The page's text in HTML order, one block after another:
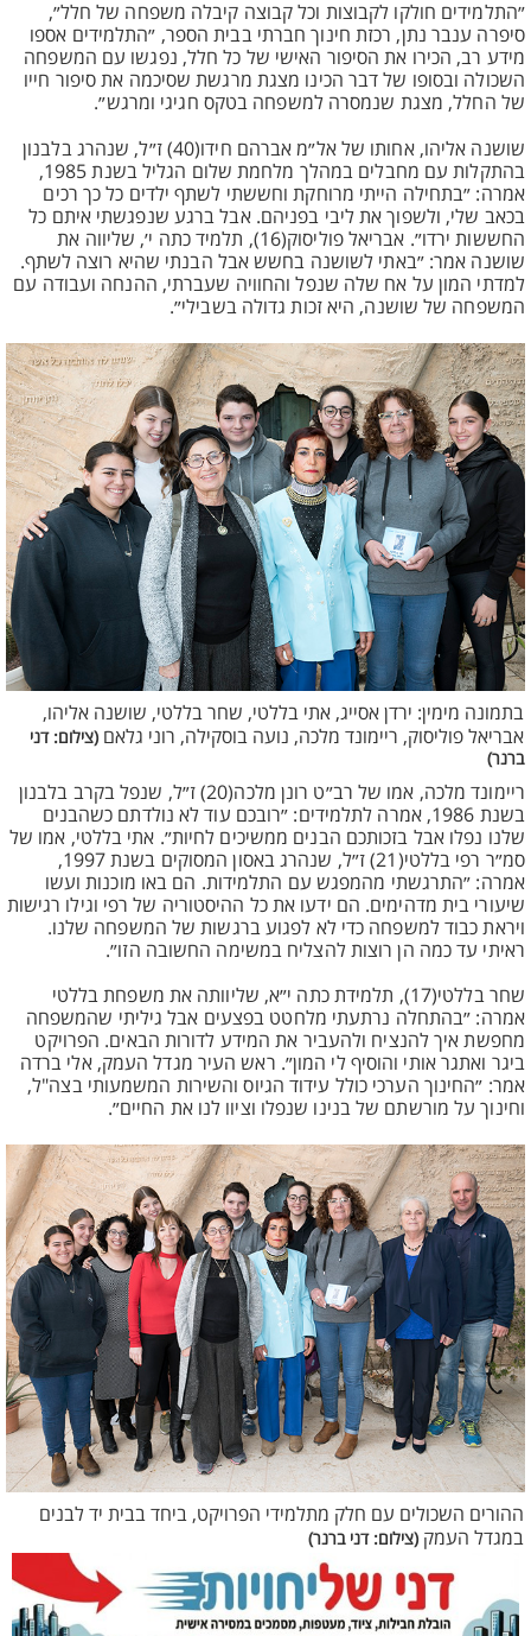
״התלמידים חולקו לקבוצות וכל קבוצה קיבלה משפחה של חלל״,
סיפרה ענבר נתן, רכזת חינוך חברתי בבית הספר, ״התלמידים אספו
מידע רב, הכירו את הסיפור האישי של כל חלל, נפגשו עם המשפחה
השכולה ובסופו של דבר הכינו מצגת מרגשת שסיכמה את סיפור חייו
של החלל, מצגת שנמסרה למשפחה בטקס חגיגי ומרגש״.
שושנה אליהו, אחותו של אל״מ אברהם חידו(40) ז״ל, שנהרג בלבנון
בהתקלות עם מחבלים במהלך מלחמת שלום הגליל בשנת 1985,
אמרה: ״בתחילה הייתי מרוחקת וחששתי לשתף ילדים כל כך רכים
בכאב שלי, ולשפוך את ליבי בפניהם. אבל ברגע שנפגשתי איתם כל
החששות ירדו״. אבריאל פוליסוק(16), תלמיד כתה י׳, שליווה את
שושנה אמר: ״באתי לשושנה בחשש אבל הבנתי שהיא רוצה לשתף.
למדתי המון על אח שלה שנפל והחוויה שעברתי, ההנחה ועבודה עם
המשפחה של שושנה, היא זכות גדולה בשבילי״.
בתמונה מימין: ירדן אסייג, אתי בללטי, שחר בללטי, שושנה אליהו,
אבריאל פוליסוק, ריימונד מלכה, נועה בוסקילה, רוני גלאם (צילום: דני
ברנר)
ריימונד מלכה, אמו של רב״ט רונן מלכה(20) ז״ל, שנפל בקרב בלבנון
בשנת 1986, אמרה לתלמידים: ״רובכם עוד לא נולדתם כשהבנים
שלנו נפלו אבל בזכותכם הבנים ממשיכים לחיות״. אתי בללטי, אמו של
סמ״ר רפי בללטי(21) ז״ל, שנהרג באסון המסוקים בשנת 1997,
אמרה: ״התרגשתי מהמפגש עם התלמידות. הם באו מוכנות ועשו
שיעורי בית מדהימים. הם ידעו את כל ההיסטוריה של רפי וגילו רגישות
ויראת כבוד למשפחה כדי לא לפגוע ברגשות של המשפחה שלנו.
ראיתי עד כמה הן רוצות להצליח במשימה החשובה הזו״.
שחר בללטי(17), תלמידת כתה י״א, שליוותה את משפחת בללטי
אמרה: ״בהתחלה נרתעתי מלחטט בפצעים אבל גיליתי שהמשפחה
מחפשת איך להנציח ולהעביר את המידע לדורות הבאים. הפרויקט
ביגר ואתגר אותי והוסיף לי המון״. ראש העיר מגדל העמק, אלי ברדה
אמר: ״החינוך הערכי כולל עידוד הגיוס והשירות המשמעותי בצה"ל,
וחינוך על מורשתם של בנינו שנפלו וציוו לנו את החיים״.
ההורים השכולים עם חלק מתלמידי הפרויקט, ביחד בבית יד לבנים
במגדל העמק (צילום: דני ברנר)